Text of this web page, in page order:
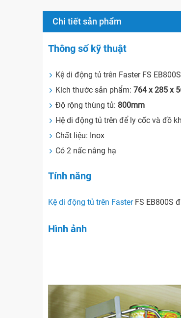
Chi tiết sản phẩm
Thông số kỹ thuật
Kệ di động tủ trên Faster FS EB800S
Kích thước sản phẩm:764 x 285 x
Độ rộng thùng tủ: 800mm
Hệ di động tủ trên để ly cốc và đồ
Chất liệu: Inox
Có 2 nấc nâng hạ
Tính năng
Kệ di động tủ trên FasterFS EB800S
Hình ảnh